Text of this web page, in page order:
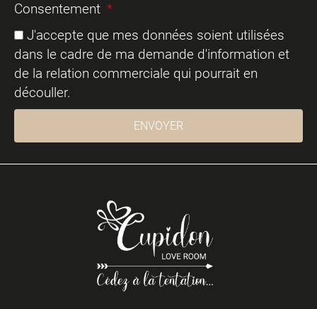
Consentement
J'accepte que mes données soient utilisées
dans le cadre de ma demande d'information et
de la relation commerciale qui pourrait en
découller.
ENVOYER